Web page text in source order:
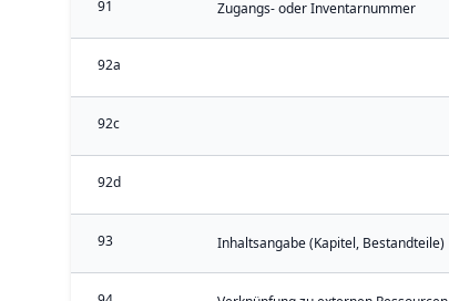
91 Zugangs- oder Inventarnummer
92a
92c
92d
93 Inhaltsangabe (Kapitel, Bestandteile)